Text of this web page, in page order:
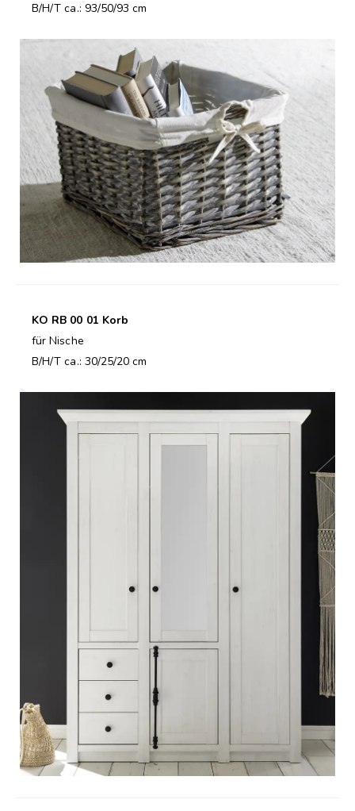
B/H/T ca.: 93/50/93 cm
KO RB 00 01 Korb
für Nische
B/H/T ca.: 30/25/20 cm